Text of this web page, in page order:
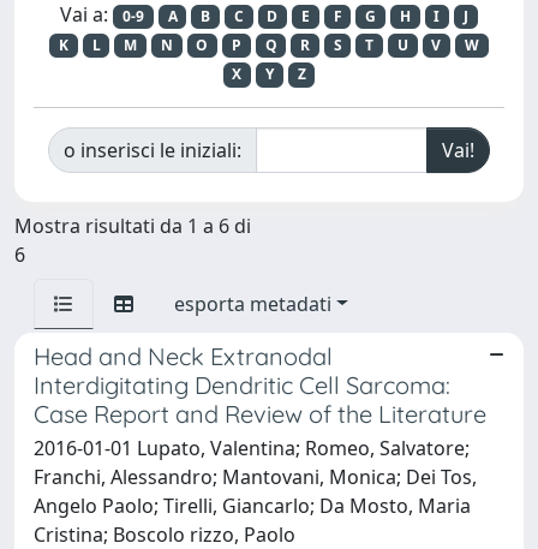
Vai a: 0-9 A B C D E F G H I
J
K
L M N O P Q R S T U V
W
X
Y Z
o inserisci le iniziali:
Mostra risultati da 1 a 6 di
6
esporta metadati
Head and Neck Extranodal
Interdigitating Dendritic Cell Sarcoma:
Case Report and Review of the Literature
2016-01-01 Lupato, Valentina; Romeo, Salvatore;
Franchi, Alessandro; Mantovani, Monica; Dei Tos,
Angelo Paolo; Tirelli, Giancarlo; Da Mosto, Maria
Cristina; Boscolo rizzo, Paolo